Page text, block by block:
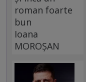
roman foarte
bun
Ioana
MOROȘAN